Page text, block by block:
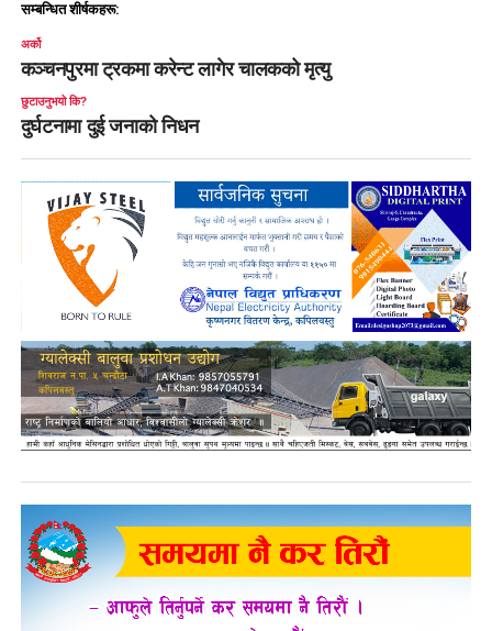
सम्बन्धित शीर्षकहरू:
अर्को
कञ्चनपुरमा ट्रकमा करेन्ट लागेर चालकको मृत्यु
छुटाउनुभयो कि?
दुर्घटनामा दुई जनाको निधन